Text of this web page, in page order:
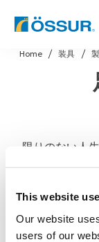
This website
Our website
users of our
Skip
to
装具
Home
限りのない人
Össurの様々な
ンプレッション